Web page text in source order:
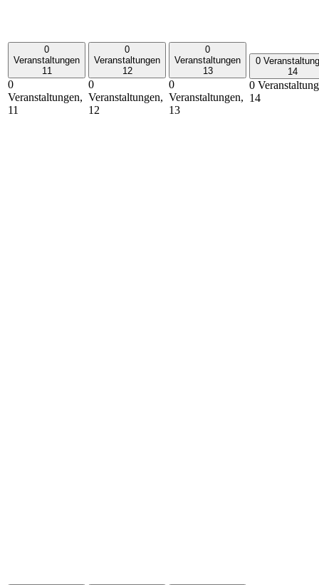
0
Veranstaltungen
11
0
Veranstaltungen,
11
0
Veranstaltungen
12
0
Veranstaltungen,
12
0
Veranstaltungen
13
0
Veranstaltungen,
13
0
14
0
14